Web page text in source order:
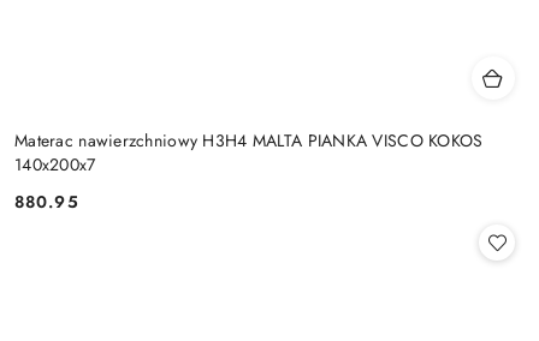
Materac nawierzchniowy H3H4 MALTA PIANKA VISCO KOKOS
140x200x7
Cena:
880.95